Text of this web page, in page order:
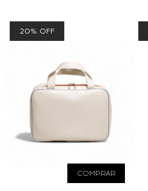
20% OFF
COMPRAR